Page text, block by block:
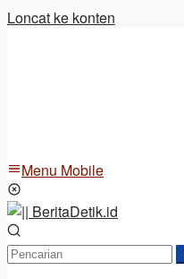
Loncat ke konten
Menu Mobile